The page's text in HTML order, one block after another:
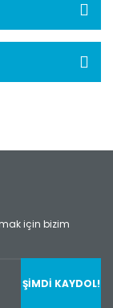
için bizim
ŞİMDİ KAYDOL!